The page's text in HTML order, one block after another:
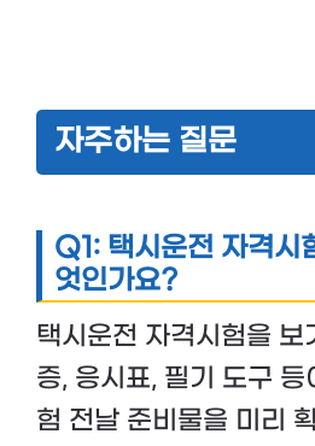
자주하는 질문
Q1: 택시운전 자격시
엇인가요?
택시운전 자격시험을 보
증, 응시표, 필기 도구 등
험 전날 준비물을 미리